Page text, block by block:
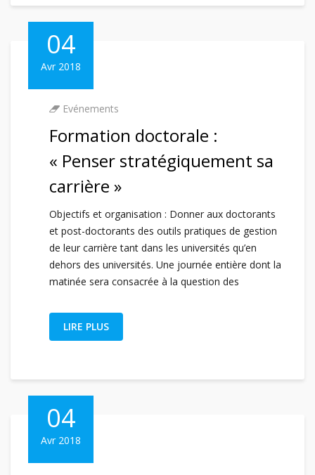
04
Avr 2018
Evénements
Formation doctorale :
« Penser stratégiquement sa
carrière »
Objectifs et organisation : Donner aux doctorants
et post-doctorants des outils pratiques de gestion
de leur carrière tant dans les universités qu’en
dehors des universités. Une journée entière dont la
matinée sera consacrée à la question des
LIRE PLUS
04
Avr 2018